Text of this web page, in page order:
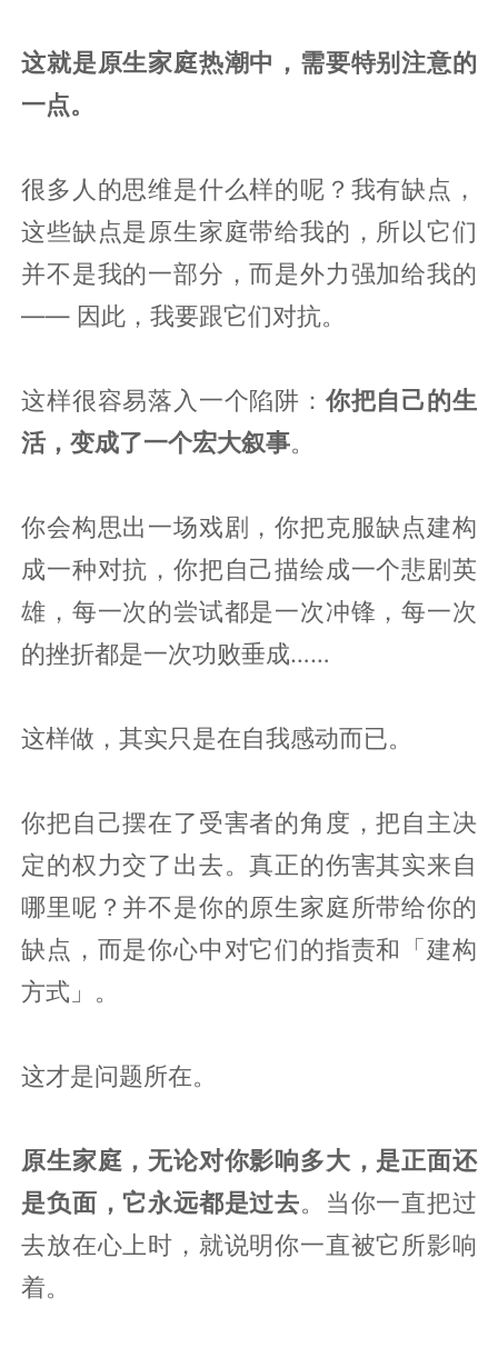
这就是原生家庭热潮中，需要特别注意的
一点。
很多人的思维是什么样的呢？我有缺点，
这些缺点是原生家庭带给我的，所以它们
并不是我的一部分，而是外力强加给我的
—— 因此，我要跟它们对抗。
这样很容易落入一个陷阱： 你把自己的生
活，变成了一个宏大叙事。
你会构思出一场戏剧，你把克服缺点建构
成一种对抗，你把自己描绘成一个悲剧英
雄，每一次的尝试都是一次冲锋，每一次
的挫折都是一次功败垂成……
这样做，其实只是在自我感动而已。
你把自己摆在了受害者的角度，把自主决
定的权力交了出去。真正的伤害其实来自
哪里呢？并不是你的原生家庭所带给你的
缺点，而是你心中对它们的指责和「建构
方式」。
这才是问题所在。
原生家庭，无论对你影响多大，是正面还
是负面，它永远都是过去。当你一直把过
去放在心上时，就说明你一直被它所影响
着。